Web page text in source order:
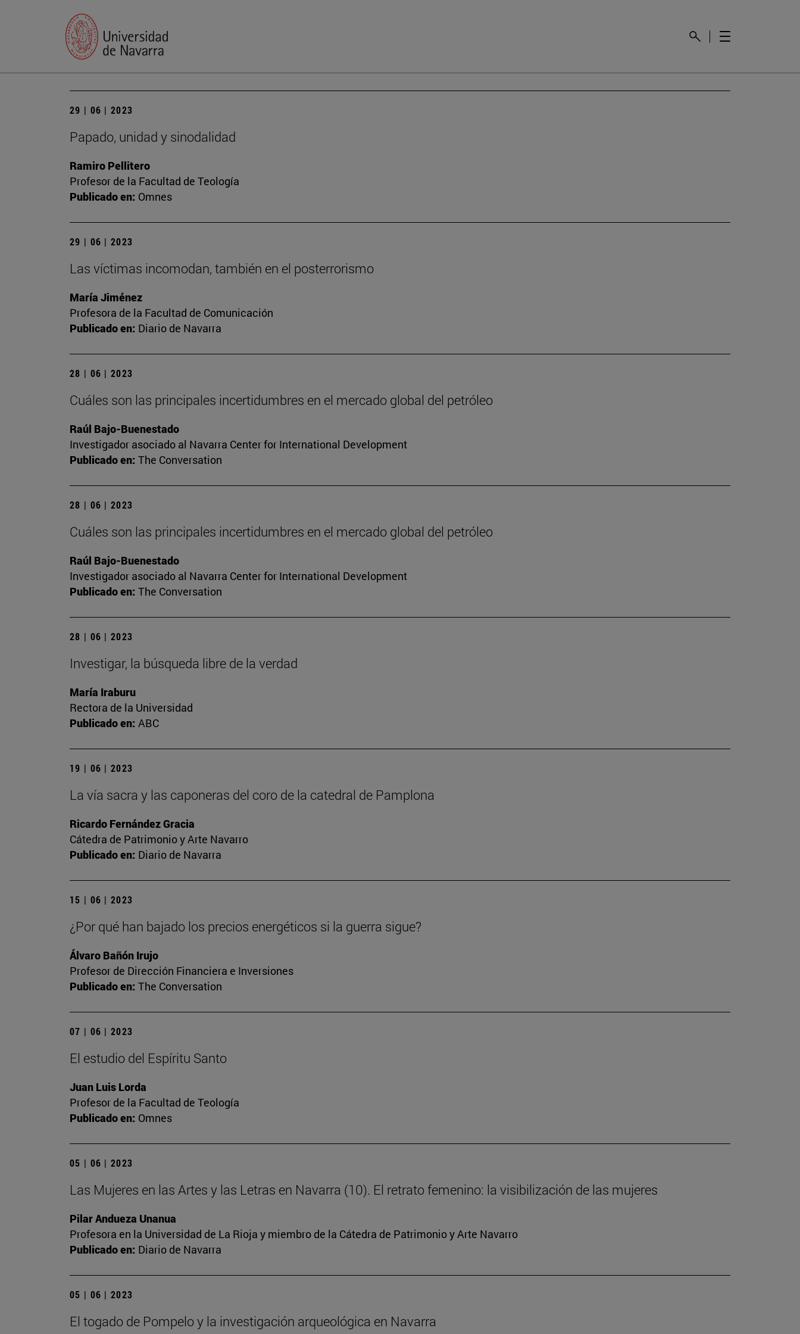
29 | 06 | 2023
Papado, unidad y sinodalidad
Ramiro Pellitero
Profesor de la Facultad de Teología
Publicado en: Omnes
29 | 06 | 2023
Las víctimas incomodan, también en el posterrorismo
María Jiménez
Profesora de la Facultad de Comunicación
Publicado en: Diario de Navarra
28 | 06 | 2023
Cuáles son las principales incertidumbres en el mercado global del petróleo
Raúl Bajo-Buenestado
Investigador asociado al Navarra Center for International Development
Publicado en: The Conversation
28 | 06 | 2023
Cuáles son las principales incertidumbres en el mercado global del petróleo
Raúl Bajo-Buenestado
Investigador asociado al Navarra Center for International Development
Publicado en: The Conversation
28 | 06 | 2023
Investigar, la búsqueda libre de la verdad
María Iraburu
Rectora de la Universidad
Publicado en: ABC
19 | 06 | 2023
La vía sacra y las caponeras del coro de la catedral de Pamplona
Ricardo Fernández Gracia
Cátedra de Patrimonio y Arte Navarro
Publicado en: Diario de Navarra
15 | 06 | 2023
¿Por qué han bajado los precios energéticos si la guerra sigue?
Álvaro Bañón Irujo
Profesor de Dirección Financiera e Inversiones
Publicado en: The Conversation
07 | 06 | 2023
El estudio del Espíritu Santo
Juan Luis Lorda
Profesor de la Facultad de Teología
Publicado en: Omnes
05 | 06 | 2023
Las Mujeres en las Artes y las Letras en Navarra (10). El retrato femenino: la visibilización de las mujeres
Pilar Andueza Unanua
Profesora en la Universidad de La Rioja y miembro de la Cátedra de Patrimonio y Arte Navarro
Publicado en: Diario de Navarra
05 | 06 | 2023
El togado de Pompelo y la investigación arqueológica en Navarra